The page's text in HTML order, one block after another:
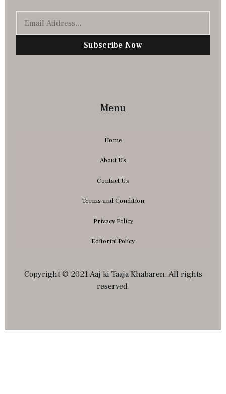
Subscribe Now
Menu
Home
About Us
Contact Us
Terms and Condition
Privacy Policy
Editorial Policy
Copyright © 2021 Aaj ki Taaja Khabaren. All rights
reserved.